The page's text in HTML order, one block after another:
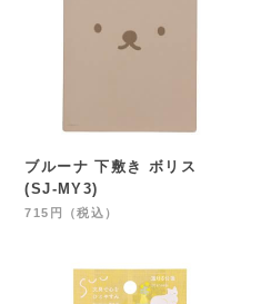
ブルーナ 下敷き ボリス
(SJ-MY3)
715円（税込）